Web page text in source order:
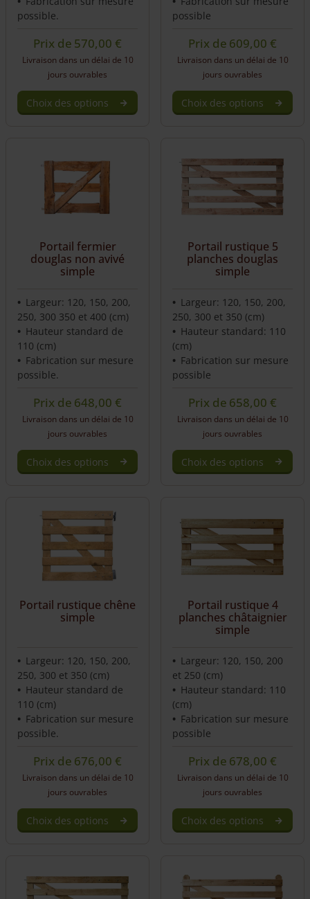
possible.
Prix de 570,00€
Livraison dans un délai de 10
jours ouvrables
Choix des options
possible
Prix de 609,00€
Livraison dans un délai de 10
jours ouvrables
Choix des options
Portail fermier
douglas non avivé
simple
Largeur: 120, 150, 200,
250, 300 350 et 400 (cm)
Hauteur standard de
110 (cm)
Fabrication sur mesure
possible.
Prix de 648,00€
Livraison dans un délai de 10
jours ouvrables
Choix des options
Portail rustique 5
planches douglas
simple
Largeur: 120, 150, 200,
250, 300 et 350 (cm)
Hauteur standard: 110
(cm)
Fabrication sur mesure
possible
Prix de 658,00€
Livraison dans un délai de 10
jours ouvrables
Choix des options
Portail rustique chêne
simple
Largeur: 120, 150, 200,
250, 300 et 350 (cm)
Hauteur standard de
110 (cm)
Fabrication sur mesure
possible.
Prix de 676,00€
Livraison dans un délai de 10
jours ouvrables
Choix des options
Portail rustique 4
planches châtaignier
simple
Largeur: 120, 150, 200
et 250 (cm)
Hauteur standard: 110
(cm)
Fabrication sur mesure
possible
Prix de 678,00€
Livraison dans un délai de 10
jours ouvrables
Choix des options